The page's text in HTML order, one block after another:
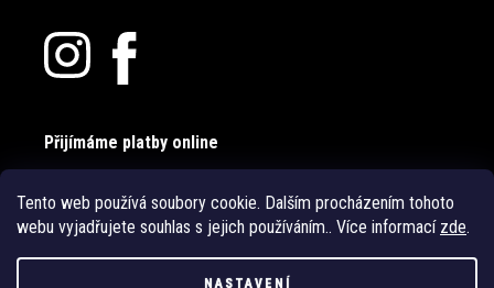
Tento web používá soubory cookie. Dalším procházením tohoto
webu vyjadřujete souhlas s jejich používáním.. Více informací zde.
NASTAVENÍ
Přijímáme platby online